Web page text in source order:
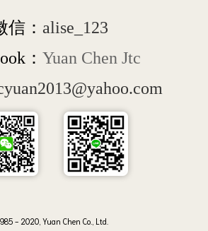
信： alise_123
： Yuan Chen Jtc
- 2020, Yuan Chen Co., Ltd.